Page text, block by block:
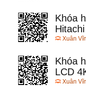
Khóa
Xuân
Khóa
LCD
Xuân